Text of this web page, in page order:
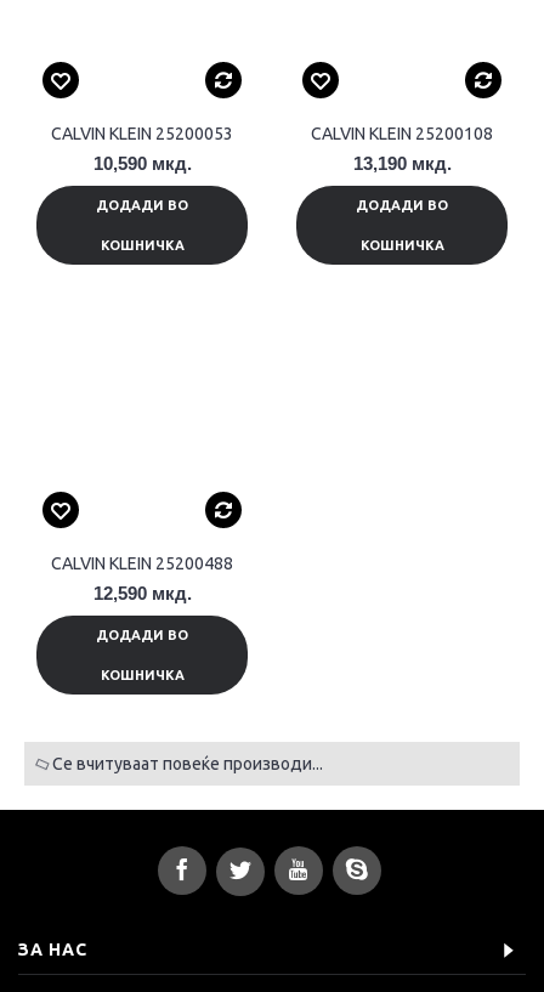
CALVIN KLEIN 25200053
10,590 мкд.
ДОДАДИ ВО
КОШНИЧКА
CALVIN KLEIN 25200108
13,190 мкд.
ДОДАДИ ВО
КОШНИЧКА
CALVIN KLEIN 25200488
12,590 мкд.
ДОДАДИ ВО
КОШНИЧКА
Се вчитуваат повеќе производи...
ЗА НАС